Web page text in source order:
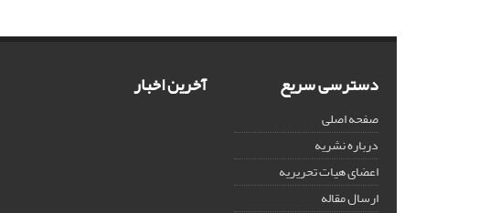
دسترسی سریع
صفحه اصلی
درباره نشریه
اعضای هیات تحریریه
ارسال مقاله
آخرین اخبار